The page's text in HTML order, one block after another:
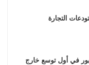
التجارة
في أول توسع خارج